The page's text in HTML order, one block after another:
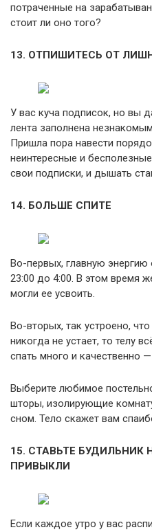
потраченные на
стоит ли оно того?
13. ОТПИШИТЕСЬ ОТ
У вас куча подписок, но вы
лента заполнена
Пришла пора навести
неинтересные и
свои подписки, и дышать
14. БОЛЬШЕ СПИТЕ
Во-первых, главную
23:00 до 4:00. В этом время
могли ее усвоить.
Во-вторых, так устроено,
никогда не устает, то телу
спать много и качественно
Выберите любимое
шторы, изолирующие
сном. Тело скажет вам
15. СТАВЬТЕ БУДИЛЬНИК
ПРИВЫКЛИ
Если каждое утро у вас